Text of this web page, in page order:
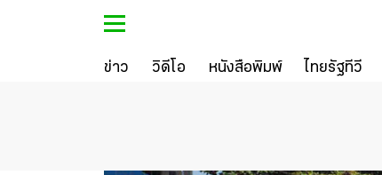
ข่าว วิดีโอ หนังสือพิมพ์ ไทยรัฐทีวี